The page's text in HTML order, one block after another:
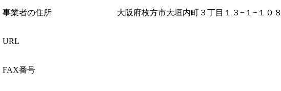
事業者の住所 大阪府枚方市大垣内町３丁目１３−１−１０８
URL
FAX番号